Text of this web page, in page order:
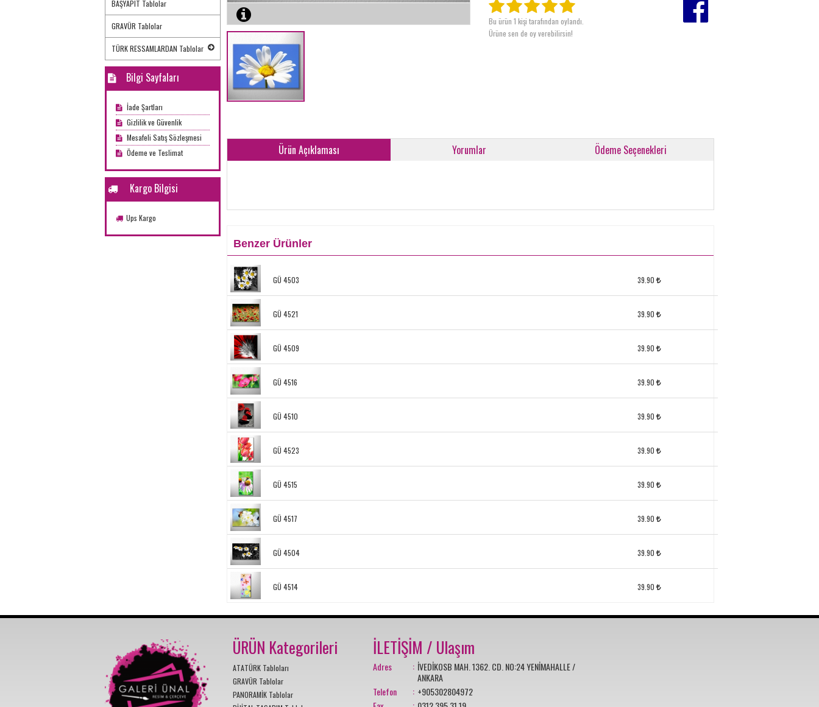
BAŞYAPIT Tablolar
GRAVÜR Tablolar
TÜRK RESSAMLARDAN Tablolar
Bilgi Sayfaları
İade Şartları
Gizlilik ve Güvenlik
Mesafeli Satış Sözleşmesi
Ödeme ve Teslimat
Kargo Bilgisi
Ups Kargo
Bu ürün 1 kişi tarafından oylandı.
Ürüne sen de oy verebilirsin!
Ürün Açıklaması Yorumlar Ödeme Seçenekleri
Benzer Ürünler
GÜ 4503 39.90
GÜ 4521 39.90
GÜ 4509 39.90
GÜ 4516 39.90
GÜ 4510 39.90
GÜ 4523 39.90
GÜ 4515 39.90
GÜ 4517 39.90
GÜ 4504 39.90
GÜ 4514 39.90
ÜRÜN Kategorileri
ATATÜRK Tabloları
GRAVÜR Tablolar
PANORAMİK Tablolar
İLETİŞİM / Ulaşım
Adres : İVEDİKOSB MAH. 1362. CD. NO:24 YENİMAHALLE /
ANKARA
Telefon
: +905302804972